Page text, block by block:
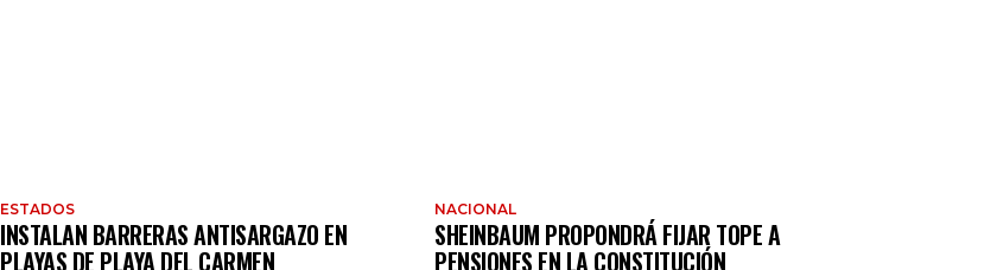
ESTADOS
INSTALAN BARRERAS ANTISARGAZO EN
PLAYAS DE PLAYA DEL CARMEN
NACIONAL
SHEINBAUM PROPONDRÁ FIJAR TOPE A
PENSIONES EN LA CONSTITUCIÓN